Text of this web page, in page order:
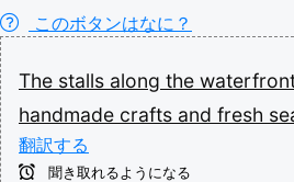
このボタンはなに？
The stalls along the
handmade crafts and fresh
翻訳する
聞き取れるようになる